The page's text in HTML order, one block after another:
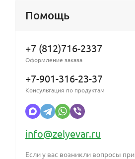
Помощь
+7 (812)716-2337
Оформление заказа
+7-901-316-23-37
Консультация по продуктам
info@zelyevar.ru
Если у вас возникли вопросы при